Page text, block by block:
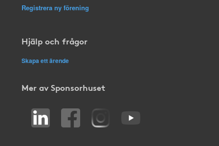
Registrera ny förening
Hjälp och frågor
Skapa ett ärende
Mer av Sponsorhuset